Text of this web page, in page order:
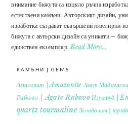
внимание бижута са изцяло ръчна
естествени камъни. Авторският дизайн,
изработка създават съвършени ювелирни
бижута с авторски дизайн са уникати –
единствен екземпляр.Read More…
КАМЪНИ | GEMS
Амазонит | Amazonite Ахат
Рабово | Agate Rabovo Изумруд |
quartz tourmaline Лепидолит |